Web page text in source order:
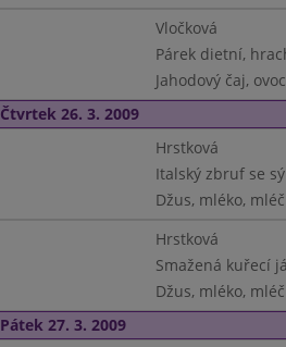
Vločková
Párek dietní,
Jahodový čaj,
Čtvrtek 26. 3. 2009
Hrstková
Italský zbruf se
Džus, mléko,
Hrstková
Smažená kuřecí
Džus, mléko,
Pátek 27. 3. 2009